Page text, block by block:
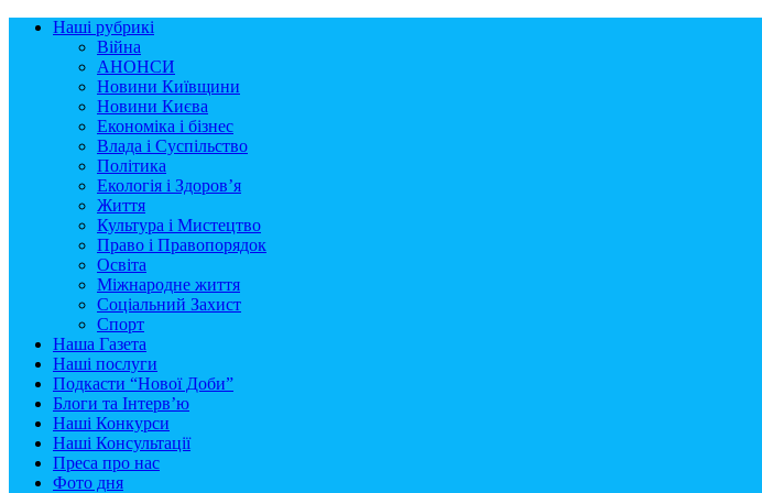
Наші рубрикі
Війна
АНОНСИ
Новини Київщини
Новини Києва
Економіка і бізнес
Влада і Суспільство
Політика
Екологія і Здоров’я
Життя
Культура і Мистецтво
Право і Правопорядок
Освіта
Міжнародне життя
Соціальний Захист
Спорт
Наша Газета
Наші послуги
Подкасти “Нової Доби”
Блоги та Інтерв’ю
Наші Конкурси
Наші Консультації
Преса про нас
Фото дня